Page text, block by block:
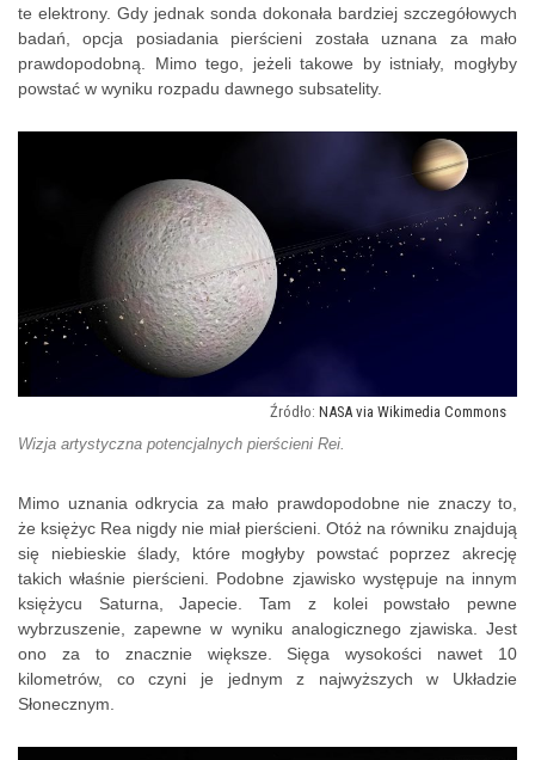
te elektrony. Gdy jednak sonda dokonała bardziej szczegółowych
badań, opcja posiadania pierścieni została uznana za mało
prawdopodobną. Mimo tego, jeżeli takowe by istniały, mogłyby
powstać w wyniku rozpadu dawnego subsatelity.
NASA via Wikimedia Commons
Wizja artystyczna potencjalnych pierścieni Rei.
Mimo uznania odkrycia za mało prawdopodobne nie znaczy to,
że księżyc Rea nigdy nie miał pierścieni. Otóż na równiku znajdują
się niebieskie ślady, które mogłyby powstać poprzez akrecję
takich właśnie pierścieni. Podobne zjawisko występuje na innym
księżycu Saturna, Japecie. Tam z kolei powstało pewne
wybrzuszenie, zapewne w wyniku analogicznego zjawiska. Jest
ono za to znacznie większe. Sięga wysokości nawet 10
kilometrów, co czyni je jednym z najwyższych w Układzie
Słonecznym.